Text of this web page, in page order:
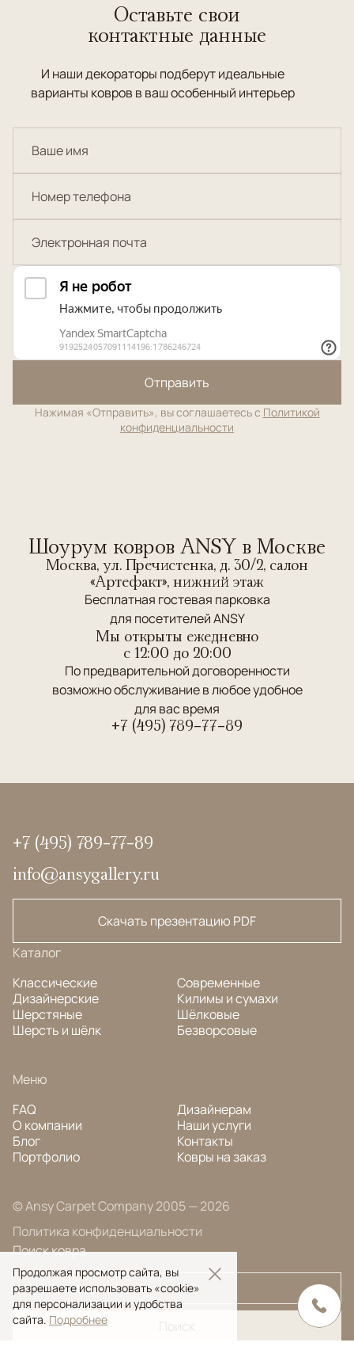
Оставьте свои
контактные данные
И наши декораторы подберут идеальные
варианты ковров в ваш особенный интерьер
Отправить
Нажимая «Отправить», вы соглашаетесь с Политикой
конфиденциальности
Шоурум ковров ANSY в Москве
Москва, ул. Пречистенка, д. 30/2, салон
«Артефакт», нижний этаж
Бесплатная гостевая парковка
для посетителей ANSY
Мы открыты ежедневно
c 12:00 до 20:00
По предварительной договоренности
возможно обслуживание в любое удобное
для вас время
+7 (495) 789-77-89
+7 (495) 789-77-89
info@ansygallery.ru
Скачать презентацию PDF
Каталог
Классические
Дизайнерские
Шерстяные
Шерсть и шёлк
Современные
Килимы и сумахи
Шёлковые
Безворсовые
Меню
FAQ
О компании
Блог
Портфолио
Дизайнерам
Наши услуги
Контакты
Ковры на заказ
© Ansy Carpet Company 2005 — 2026
Политика конфиденциальности
Поиск ковра
Продолжая просмотр сайта, вы
разрешаете использовать «cookie»
для персонализации и удобства
сайта. Подробнее